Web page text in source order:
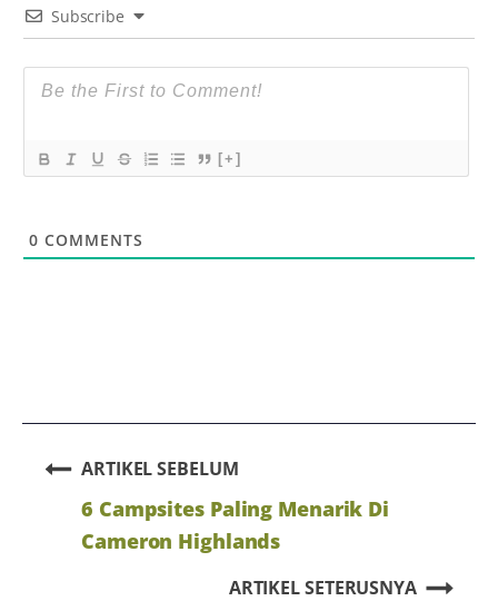
Subscribe
[+]
0 COMMENTS
ARTIKEL SEBELUM
6 Campsites Paling Menarik Di
Cameron Highlands
ARTIKEL SETERUSNYA